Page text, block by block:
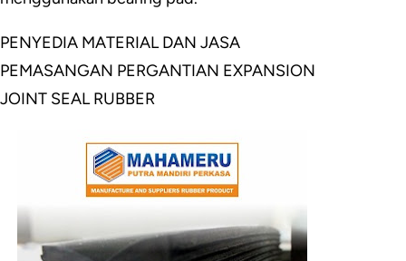
PENYEDIA MATERIAL DAN JASA
PEMASANGAN PERGANTIAN EXPANSION
JOINT SEAL RUBBER